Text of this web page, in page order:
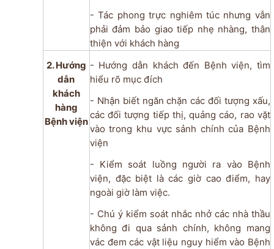
- Tác phong trực nghiêm túc nhưng vẫn
phải đảm bảo giao tiếp nhẹ nhàng, thân
thiện với khách hàng
2. Hướng
dẫn
khách
hàng
Bệnh viện
- Hướng dẫn khách đến Bệnh viện, tìm
hiểu rõ mục đích
- Nhận biết ngăn chặn các đối tượng xấu,
các đối tượng tiếp thị, quảng cáo, rao vặt
vào trong khu vực sảnh chính của Bệnh
viện
- Kiểm soát luồng người ra vào Bệnh
viện, đặc biệt là các giờ cao điểm, hay
ngoài giờ làm việc.
- Chú ý kiểm soát nhắc nhở các nhà thầu
không đi qua sảnh chính, không mang
vác đem các vật liệu nguy hiểm vào Bệnh